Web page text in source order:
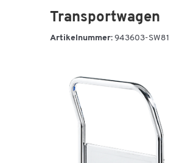
Transportwagen
Artikelnummer: 943603-SW81